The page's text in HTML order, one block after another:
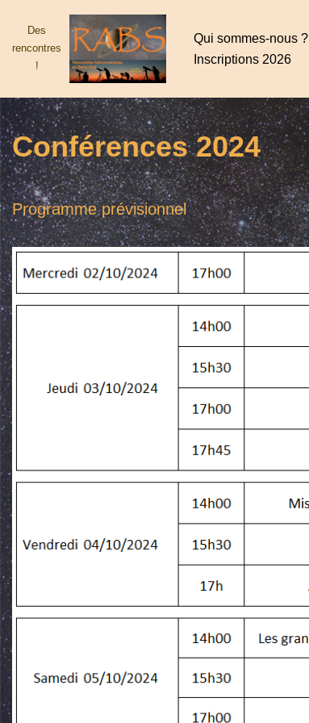
Aller
Des
rencontres
!
Qui sommes-nous ?
Inscriptions 2026
Conférences 2024
Programme prévisionnel